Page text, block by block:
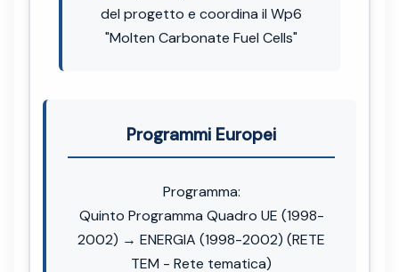
del progetto e coordina il Wp6
"Molten Carbonate Fuel Cells"
Programmi Europei
Programma:
Quinto Programma Quadro UE (1998-
2002) → ENERGIA (1998-2002) (RETE
TEM - Rete tematica)